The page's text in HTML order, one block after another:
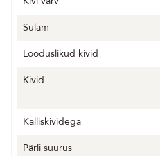
Sulam
Looduslikud kivid
Kivid
Kalliskividega
Pärli suurus